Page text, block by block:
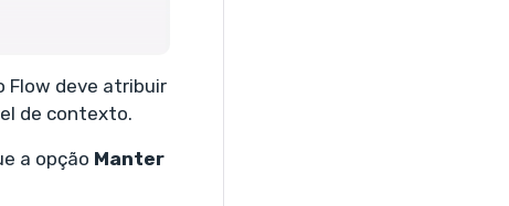
Flow deve atribuir
de contexto.
a opção Manter